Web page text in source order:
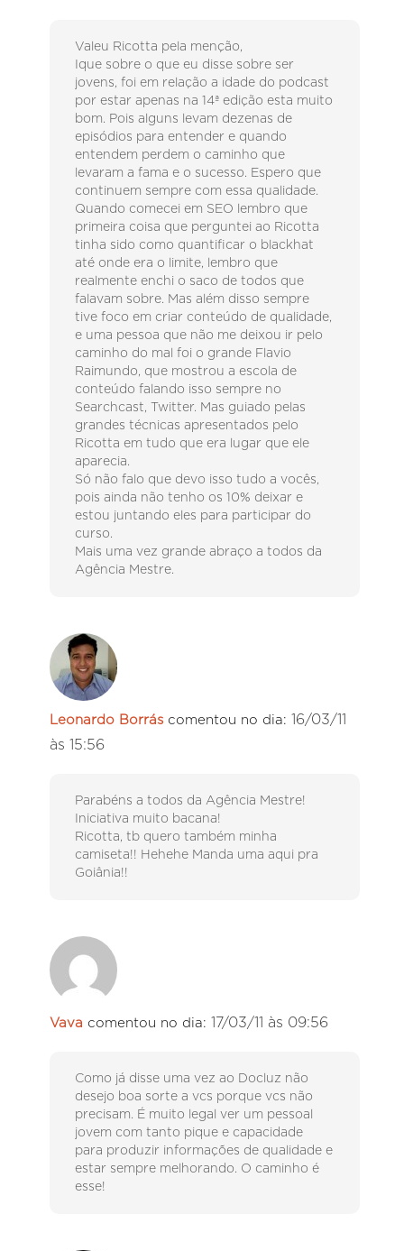
Valeu Ricotta pela menção,
Ique sobre o que eu disse sobre ser
jovens, foi em relação a idade do podcast
por estar apenas na 14ª edição esta muito
bom. Pois alguns levam dezenas de
episódios para entender e quando
entendem perdem o caminho que
levaram a fama e o sucesso. Espero que
continuem sempre com essa qualidade.
Quando comecei em SEO lembro que
primeira coisa que perguntei ao Ricotta
tinha sido como quantificar o blackhat
até onde era o limite, lembro que
realmente enchi o saco de todos que
falavam sobre. Mas além disso sempre
tive foco em criar conteúdo de qualidade,
e uma pessoa que não me deixou ir pelo
caminho do mal foi o grande Flavio
Raimundo, que mostrou a escola de
conteúdo falando isso sempre no
Searchcast, Twitter. Mas guiado pelas
grandes técnicas apresentados pelo
Ricotta em tudo que era lugar que ele
aparecia.
Só não falo que devo isso tudo a vocês,
pois ainda não tenho os 10% deixar e
estou juntando eles para participar do
curso.
Mais uma vez grande abraço a todos da
Agência Mestre.
Leonardo Borrás comentou no dia: 16/03/11
às 15:56
Parabéns a todos da Agência Mestre!
Iniciativa muito bacana!
Ricotta, tb quero também minha
camiseta!! Hehehe Manda uma aqui pra
Goiânia!!
Vava comentou no dia: 17/03/11 às 09:56
Como já disse uma vez ao Docluz não
desejo boa sorte a vcs porque vcs não
precisam. É muito legal ver um pessoal
jovem com tanto pique e capacidade
para produzir informações de qualidade e
estar sempre melhorando. O caminho é
esse!